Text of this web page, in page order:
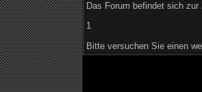
Das Forum befindet sich
1
Bitte versuchen Sie einen